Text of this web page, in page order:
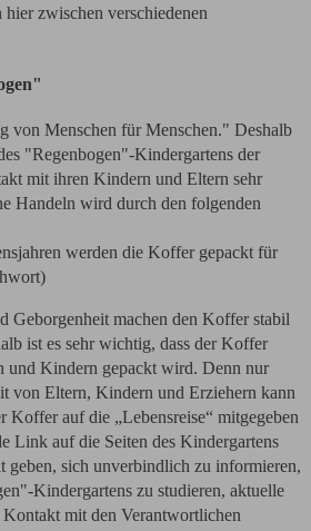
zwischen verschiedenen
von Menschen für Menschen." Deshalb
"Regenbogen"-Kindergartens der
mit ihren Kindern und Eltern sehr
Handeln wird durch den folgenden
werden die Koffer gepackt für
Geborgenheit machen den Koffer stabil
ist es sehr wichtig, dass der Koffer
und Kindern gepackt wird. Denn nur
von Eltern, Kindern und Erziehern kann
auf die „Lebensreise“ mitgegeben
Link auf die Seiten des Kindergartens
geben, sich unverbindlich zu informieren,
Kindergartens zu studieren, aktuelle
mit den Verantwortlichen